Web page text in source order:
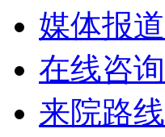
媒体报道
在线咨询
来院路线